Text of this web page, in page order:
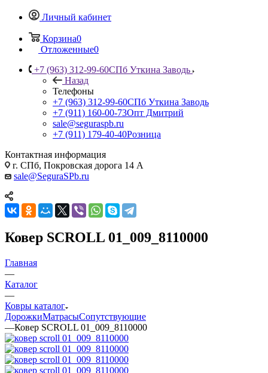
Личный кабинет
Корзина0
Отложенные0
+7 (963) 312-99-60СПб Уткина Заводь
Назад
Телефоны
+7 (963) 312-99-60СПб Уткина Заводь
+7 (911) 160-00-73Опт Дмитрий
sale@seguraspb.ru
+7 (911) 179-40-40Розница
Контактная информация
г. СПб, Покровская дорога 14 А
sale@SeguraSPb.ru
Ковер SCROLL 01_009_8110000
Главная
—
Каталог
—
Ковры каталог
ДорожкиМатрасыСопутствующие
—Ковер SCROLL 01_009_8110000